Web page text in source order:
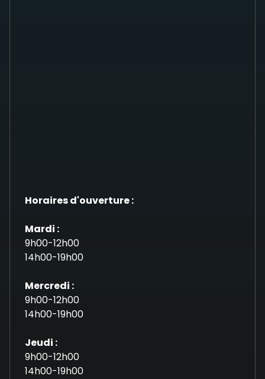
Horaires d'ouverture :
Mardi :
9h00-12h00
14h00-19h00
Mercredi :
9h00-12h00
14h00-19h00
Jeudi :
9h00-12h00
14h00-19h00